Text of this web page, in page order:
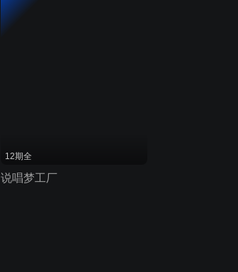
12期全
说唱梦工厂